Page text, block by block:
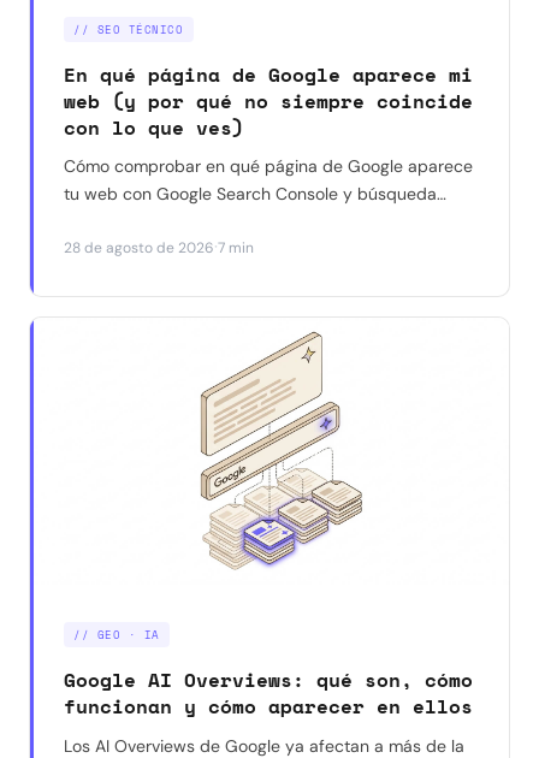
// SEO TÉCNICO
En qué página de Google aparece mi
web (y por qué no siempre coincide
con lo que ves)
Cómo comprobar en qué página de Google aparece
tu web con Google Search Console y búsqueda
distintos para la misma consulta. Con un caso real.
28 de agosto de 2026·7 min
// GEO · IA
Google AI Overviews: qué son, cómo
funcionan y cómo aparecer en ellos
Los AI Overviews de Google ya afectan a más de la